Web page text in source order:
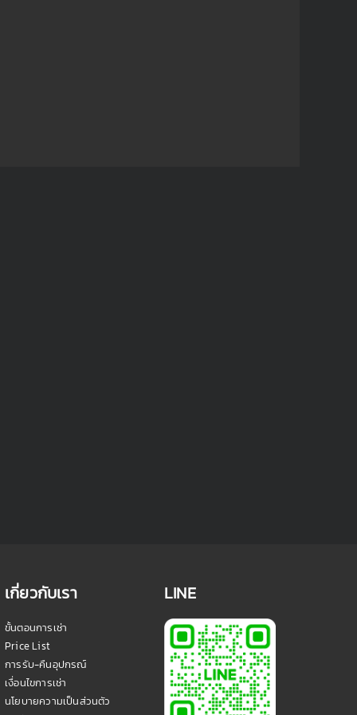
เกี่ยวกับเรา
ขั้นตอนการเช่า
Price List
การรับ-คืนอุปกรณ์
เงื่อนไขการเช่า
นโยบายความเป็นส่วนตัว
LINE